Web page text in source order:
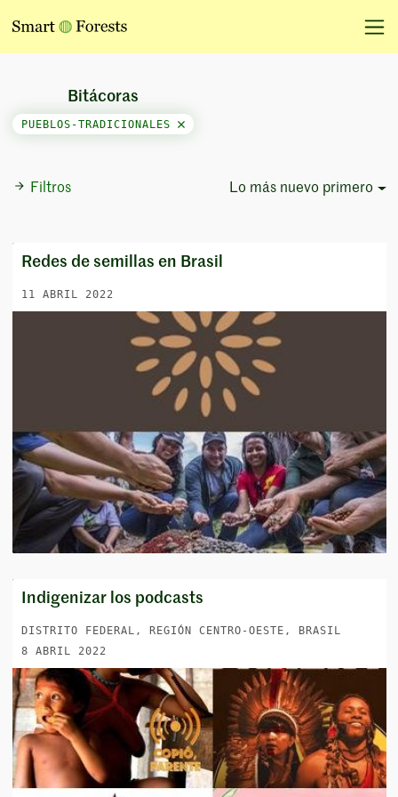
Filtros Lo más nuevo primero
Bitácoras
PUEBLOS-TRADICIONALES
Redes de semillas en Brasil
11 ABRIL 2022
Indigenizar los podcasts
DISTRITO FEDERAL, REGIÓN CENTRO-OESTE, BRASIL
8 ABRIL 2022